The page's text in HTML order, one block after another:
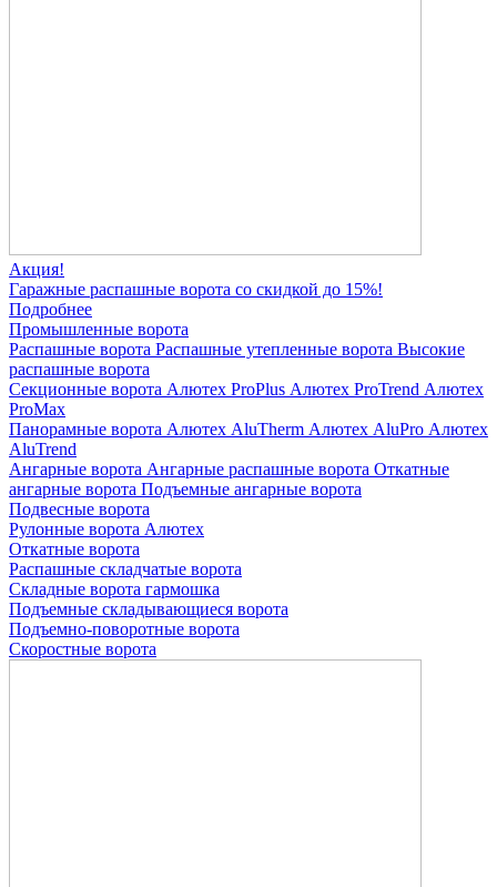
Акция!
Гаражные распашные ворота со скидкой до 15%!
Подробнее
Промышленные ворота
Распашные ворота Распашные утепленные ворота Высокие
распашные ворота
Секционные ворота Алютех ProPlus Алютех ProTrend Алютех
ProMax
Панорамные ворота Алютех AluTherm Алютех AluPro Алютех
AluTrend
Ангарные ворота Ангарные распашные ворота Откатные
ангарные ворота Подъемные ангарные ворота
Подвесные ворота
Рулонные ворота Алютех
Откатные ворота
Распашные складчатые ворота
Складные ворота гармошка
Подъемные складывающиеся ворота
Подъемно-поворотные ворота
Скоростные ворота